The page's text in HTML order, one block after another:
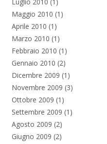
Maggio 2010 (1)
Aprile 2010 (1)
Marzo 2010 (1)
Febbraio 2010 (1)
Gennaio 2010 (2)
Dicembre 2009 (1)
Novembre 2009 (3)
Ottobre 2009 (1)
Settembre 2009 (1)
Agosto 2009 (2)
Giugno 2009 (2)